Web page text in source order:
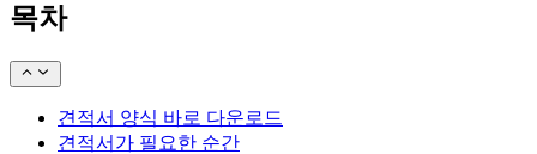
목차
견적서 양식 바로 다운로드
견적서가 필요한 순간